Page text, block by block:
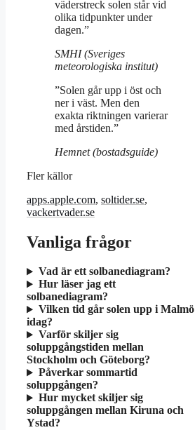
väderstreck solen står vid
olika tidpunkter under
dagen.”
SMHI (Sveriges
meteorologiska institut)
”Solen går upp i öst och
ner i väst. Men den
exakta riktningen varierar
med årstiden.”
Hemnet (bostadsguide)
Fler källor
apps.apple.com, soltider.se,
vackertvader.se
Vanliga frågor
Vad är ett solbanediagram?
Hur läser jag ett
solbanediagram?
Vilken tid går solen upp i Malmö
idag?
Varför skiljer sig
soluppgångstiden mellan
Stockholm och Göteborg?
Påverkar sommartid
soluppgången?
Hur mycket skiljer sig
soluppgången mellan Kiruna och
Ystad?